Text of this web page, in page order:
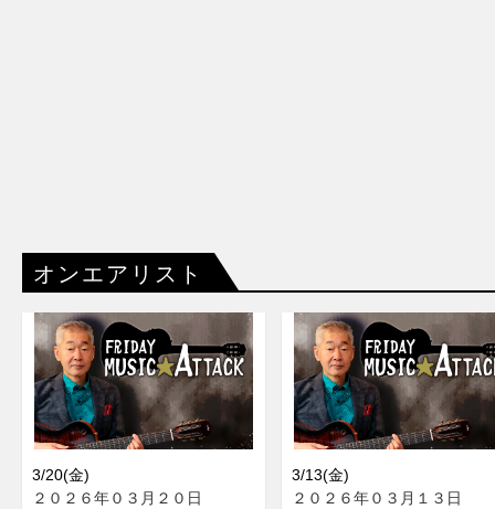
オンエアリスト
3/20(金)
２０２６年０３月２０日
3/13(金)
２０２６年０３月１３日